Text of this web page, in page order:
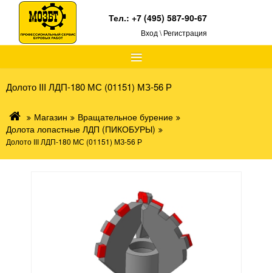
≡
Тел.:+7 (495) 587-90-67
Вход \ Регистрация
Долото III ЛДП-180 МС (01151) МЗ-56 Р
Магазин
Вращательное бурение
Долота лопастные ЛДП (ПИКОБУРЫ)
Долото III ЛДП-180 МС (01151) МЗ-56 Р